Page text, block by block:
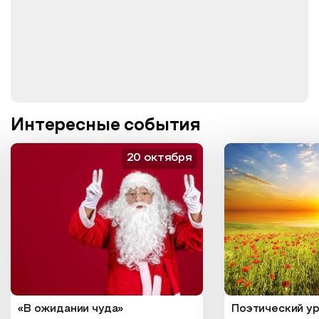
Интересные события
«В ожидании чуда»
20 октября
Поэтический